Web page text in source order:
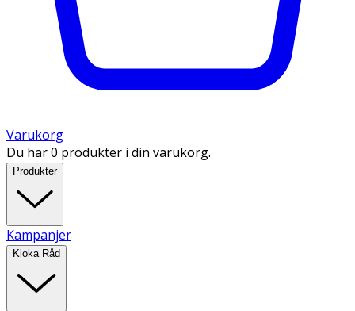
Varukorg
Du har 0 produkter i din varukorg.
Produkter
Kampanjer
Kloka Råd